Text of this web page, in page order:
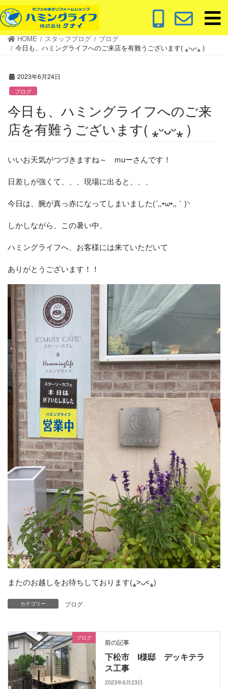
コ
ン
テ
ナ
ビ
ゲ
HOME スタッフブログ
ブログ
今日も、ハミングライフへのご来店を有難うございます( ⁎ᵕᴗᵕ⁎ )
2023年6月24日
ブログ
今日も、ハミングライフへのご来
店を有難うございます( ⁎ᵕᴗᵕ⁎ )
いいお天気がつづきますね～ muーさんです！
日差しが強くて、、、現場に出ると、、、
今日は、腕が真っ赤になってしまいました(´,,•ω•,,｀)◝
しかしながら、この暑い中、
ハミングライフへ、お客様には来ていただいて
ありがとうございます！！
またのお越しをお待ちしております(⁎˃ᴗ˂⁎)
カテゴリー ブログ
ブログ 前の記事
下松市 I様邸 デッキテラ
ス工事
2023年6月23日